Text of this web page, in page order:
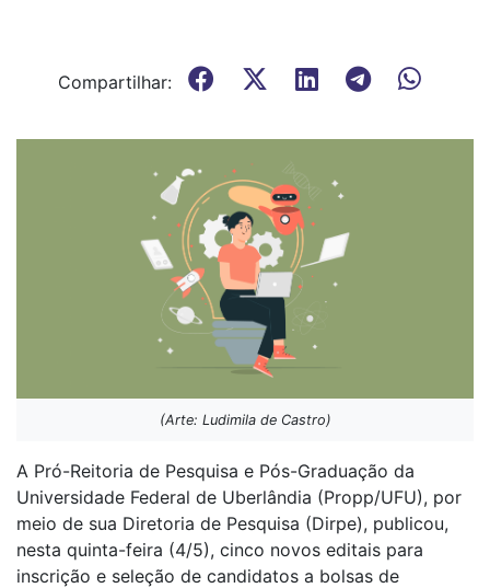
Compartilhar:
(Arte: Ludimila de Castro)
A Pró-Reitoria de Pesquisa e Pós-Graduação da
Universidade Federal de Uberlândia (Propp/UFU), por
meio de sua Diretoria de Pesquisa (Dirpe), publicou,
nesta quinta-feira (4/5), cinco novos editais para
inscrição e seleção de candidatos a bolsas de